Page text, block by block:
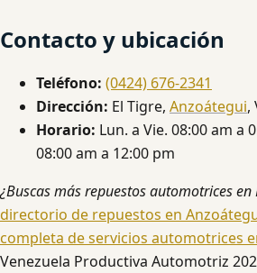
Contacto y ubicación
Teléfono: (0424) 676-2341
Dirección: El Tigre, Anzoátegui,
Horario: Lun. a Vie. 08:00 am a
08:00 am a 12:00 pm
¿Buscas más repuestos automotrices en
directorio de repuestos en
completa de servicios automotrices
Venezuela Productiva Automotriz